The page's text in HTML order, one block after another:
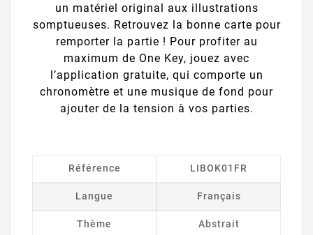
un matériel original aux illustrations
somptueuses. Retrouvez la bonne carte pour
remporter la partie ! Pour profiter au
maximum de One Key, jouez avec
l’application gratuite, qui comporte un
chronomètre et une musique de fond pour
ajouter de la tension à vos parties.
Référence LIBOK01FR
Langue Français
Thème Abstrait